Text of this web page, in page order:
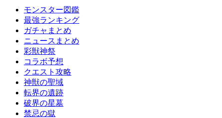
モンスター図鑑
最強ランキング
ガチャまとめ
ニュースまとめ
彩獣神祭
コラボ予想
クエスト攻略
神獣の聖域
転界の遺跡
破界の星墓
禁忌の獄